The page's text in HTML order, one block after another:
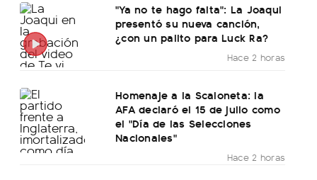
"Ya no te hago falta": La Joaqui
presentó su nueva canción,
¿con un palito para Luck Ra?
Hace 2 horas
Homenaje a la Scaloneta: la
AFA declaró el 15 de julio como
el "Día de las Selecciones
Nacionales"
Hace 2 horas